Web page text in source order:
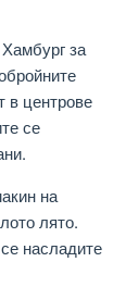
за
в центрове
се
на
лято.
насладите